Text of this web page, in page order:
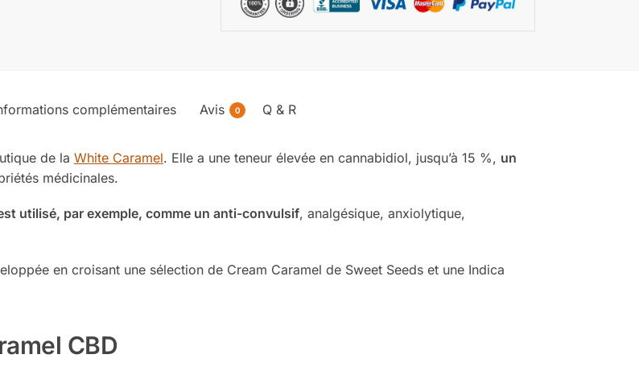
complémentaires Avis 0 Q & R
de la White Caramel. Elle a une teneur élevée en cannabidiol, jusqu’à 15 %, un
médicinales.
utilisé, par exemple, comme un anti-convulsif, analgésique, anxiolytique,
en croisant une sélection de Cream Caramel de Sweet Seeds et une Indica
CBD